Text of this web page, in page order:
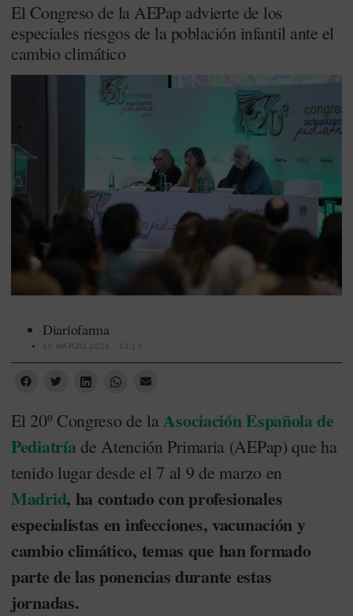
El Congreso de la AEPap advierte de los
especiales riesgos de la población infantil ante el
cambio climático
Diariofarma
10 MARZO 2024 - 13:13
El 20º Congreso de laAsociación Española de
Pediatríade Atención Primaria (AEPap) que ha
tenido lugar desde el 7 al 9 de marzo en
Madrid, ha contado con profesionales
especialistas en infecciones, vacunación y
cambio climático, temas que han formado
parte de las ponencias durante estas
jornadas.